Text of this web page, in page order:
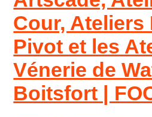
Cour, Ateliers
Pivot et les
Vénerie de
Boitsfort |